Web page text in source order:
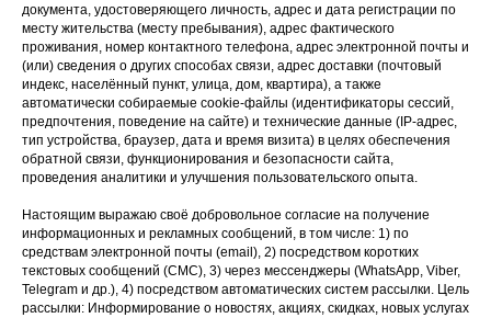
документа, удостоверяющего личность, адрес и дата регистрации по
месту жительства (месту пребывания), адрес фактического
проживания, номер контактного телефона, адрес электронной почты и
(или) сведения о других способах связи, адрес доставки (почтовый
индекс, населённый пункт, улица, дом, квартира), а также
автоматически собираемые cookie-файлы (идентификаторы сессий,
предпочтения, поведение на сайте) и технические данные (IP-адрес,
тип устройства, браузер, дата и время визита) в целях обеспечения
обратной связи, функционирования и безопасности сайта,
проведения аналитики и улучшения пользовательского опыта.
Настоящим выражаю своё добровольное согласие на получение
информационных и рекламных сообщений, в том числе: 1) по
средствам электронной почты (email), 2) посредством коротких
текстовых сообщений (СМС), 3) через мессенджеры (WhatsApp, Viber,
Telegram и др.), 4) посредством автоматических систем рассылки. Цель
рассылки: Информирование о новостях, акциях, скидках, новых услугах